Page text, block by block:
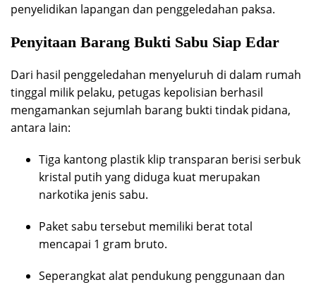
penyelidikan lapangan dan penggeledahan paksa.
Penyitaan Barang Bukti Sabu Siap Edar
Dari hasil penggeledahan menyeluruh di dalam rumah
tinggal milik pelaku, petugas kepolisian berhasil
mengamankan sejumlah barang bukti tindak pidana,
antara lain:
Tiga kantong plastik klip transparan berisi serbuk
kristal putih yang diduga kuat merupakan
narkotika jenis sabu.
Paket sabu tersebut memiliki berat total
mencapai 1 gram bruto.
Seperangkat alat pendukung penggunaan dan